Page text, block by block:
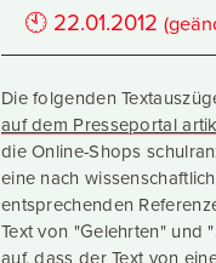
🕙 22.01.2012
Die folgenden
auf dem Presseportal
die Online-Shops
eine nach
entsprechenden
Text von "Gelehrten" und
auf, dass der Text von